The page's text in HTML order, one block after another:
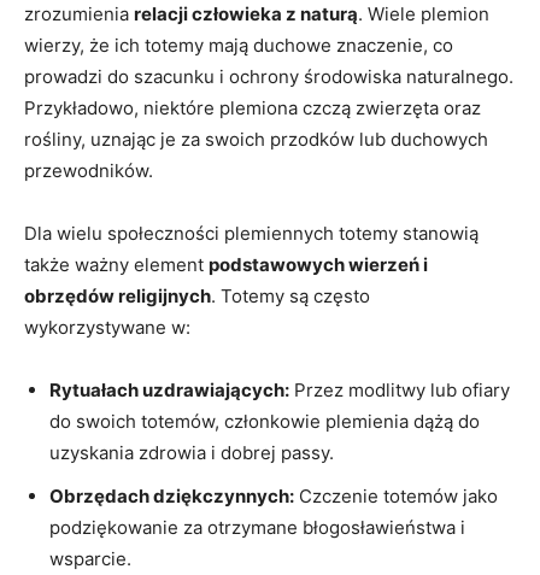
zrozumienia relacji człowieka z naturą. Wiele plemion
wierzy, że ich totemy mają duchowe znaczenie, co
prowadzi do szacunku i ochrony środowiska naturalnego.
Przykładowo, niektóre plemiona czczą zwierzęta oraz
rośliny, uznając je za swoich przodków lub duchowych
przewodników.
Dla wielu społeczności plemiennych totemy stanowią
także ważny element podstawowych wierzeń i
obrzędów religijnych. Totemy są często
wykorzystywane w:
Rytuałach uzdrawiających: Przez modlitwy lub ofiary
do swoich totemów, członkowie plemienia dążą do
uzyskania zdrowia i dobrej passy.
Obrzędach dziękczynnych: Czczenie totemów jako
podziękowanie za otrzymane błogosławieństwa i
wsparcie.